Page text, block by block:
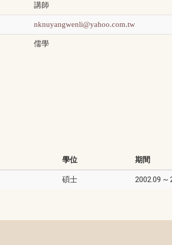
講師
nknuyangwenli@yahoo.com.tw
儒學
學位 期間
碩士 2002.09 ~